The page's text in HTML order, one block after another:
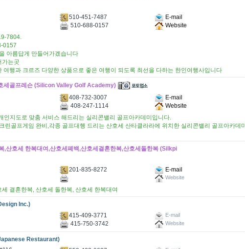
510-451-7487
E-mail
510-688-0157
Website
7804.
0157
아름답게 만들어가겠습니다
가는곳
여행과 크르즈 다양한 상품으로 좋은 여행이 되도록 최선을 다하는 한인여행사입니다
세골프레슨 (Silicon Valley Golf Academy)
408-732-3007
E-mail
408-247-1114
Website
지도로 맞춤 서비스 해드리는 실리콘밸리 골프아카데미입니다.
린골프게임 완비,각종 골프대행 드리는 산호세 산타클라라에 위치한 실리콘밸리 골프아카데미
,산호세 한복대여,산호세폐백,산호세결혼한복,산호세돌한복 (Silkpi
201-835-8272 E-mail
Website
결혼한복, 산호세 돌한복, 산호세 한복대여
Inc.)
415-409-3771 E-mail
415-750-3742 Website
Restaurant)